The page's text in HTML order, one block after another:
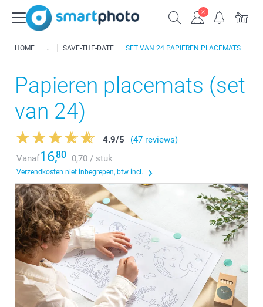
HOME SAVE-THE-DATE SET VAN 24 PAPIEREN PLACEMATS
Papieren placemats (set
van 24)
4.9/5
(47 reviews)
Vanaf16,80 0,70 / stuk
Verzendkosten niet inbegrepen, btw incl.